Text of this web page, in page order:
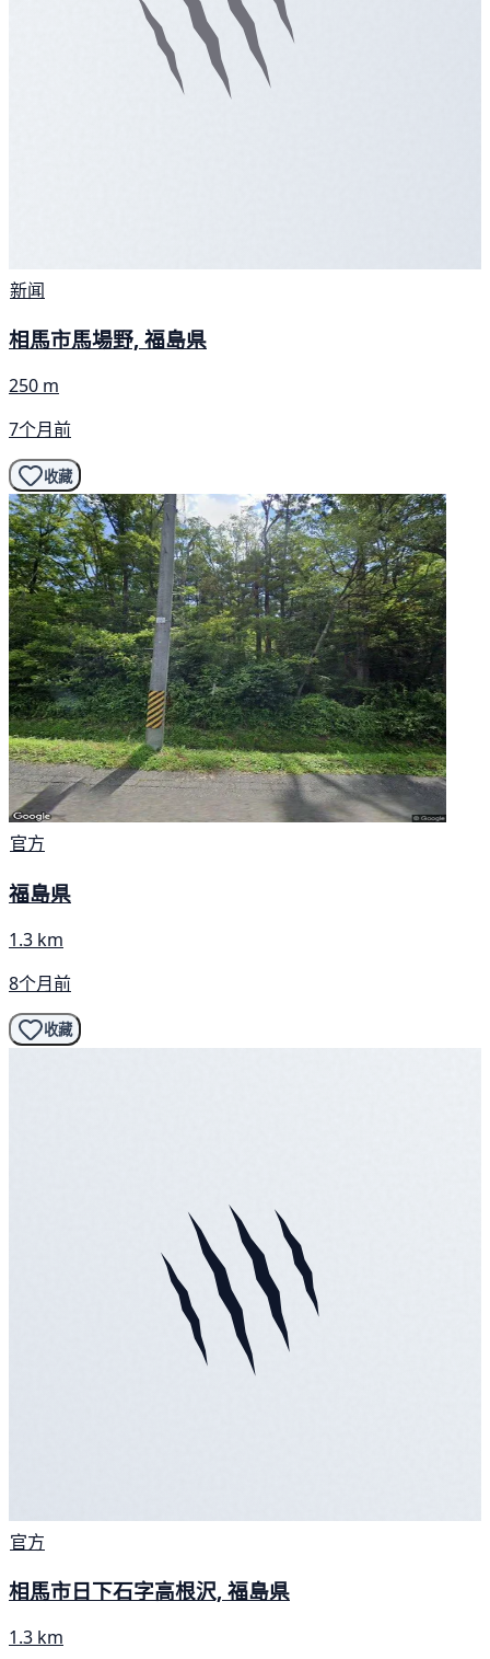
新闻
相馬市馬場野, 福島県
250 m
7个月前
收藏
官方
福島県
1.3 km
8个月前
收藏
官方
相馬市日下石字高根沢, 福島県
1.3 km